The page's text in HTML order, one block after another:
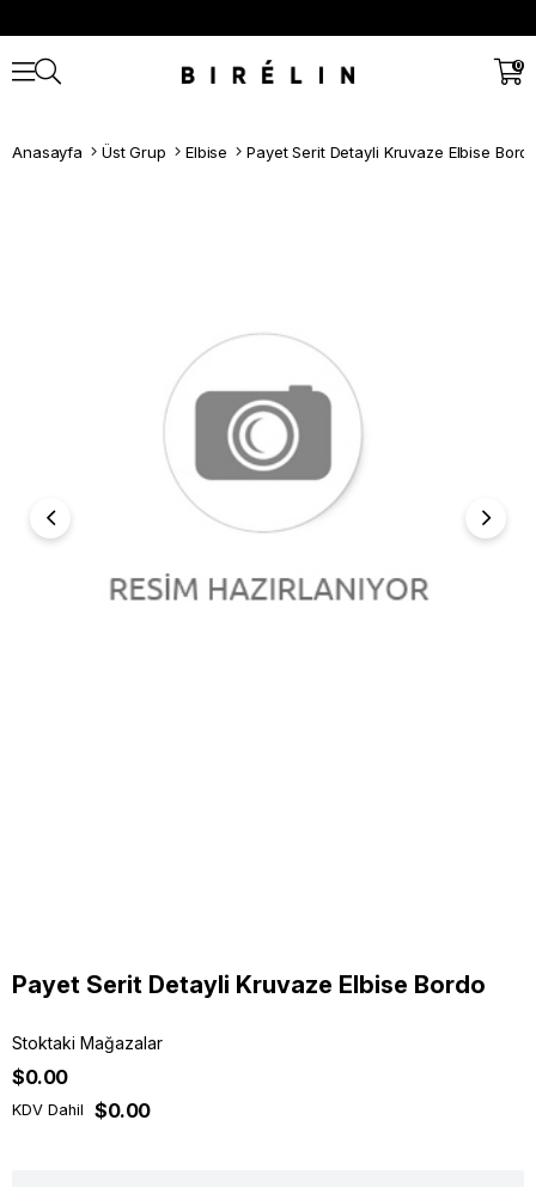
0
Anasayfa Üst Grup Elbise Payet Serit Detayli Kruvaze Elbise
Payet Serit Detayli Kruvaze Elbise Bordo
Stoktaki Mağazalar
$0.00
KDV Dahil $0.00